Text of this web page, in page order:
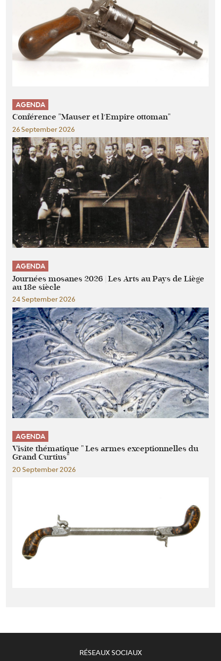
AGENDA
Conférence "Mauser et l’Empire ottoman"
26 September 2026
AGENDA
Journées mosanes 2026 | Les Arts au Pays de Liège
au 18e siècle
24 September 2026
AGENDA
Visite thématique " Les armes exceptionnelles du
Grand Curtius"
20 September 2026
RÉSEAUX SOCIAUX